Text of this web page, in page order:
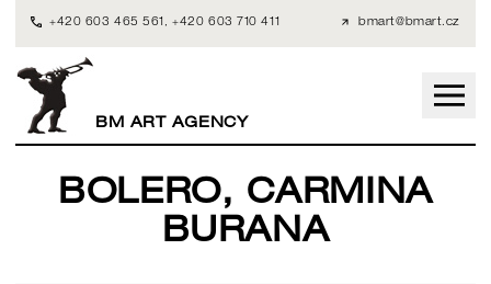
+420 603 465 561 , +420 603 710 411 bmart@bmart.cz
BM ART AGENCY
BOLERO, CARMINA
BURANA